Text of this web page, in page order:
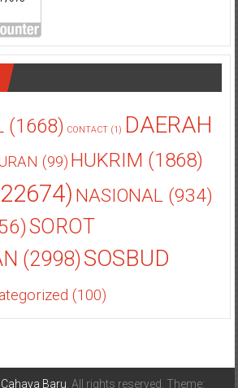
(1668) CONTACT(1) DAERAH
(99) HUKRIM (1868)
NASIONAL(934)
SOROT
(2998)SOSBUD
(100)
Cahaya Baru. All rights reserved. Theme: